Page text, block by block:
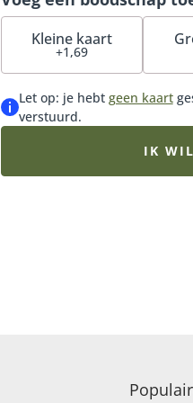
Kleine kaart
+1,69
Let op: je hebt geen kaart
verstuurd.
IK